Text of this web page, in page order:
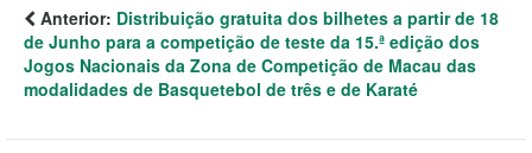
Anterior: Distribuição gratuita dos bilhetes a partir de 18
de Junho para a competição de teste da 15.ª edição dos
Jogos Nacionais da Zona de Competição de Macau das
modalidades de Basquetebol de três e de Karaté